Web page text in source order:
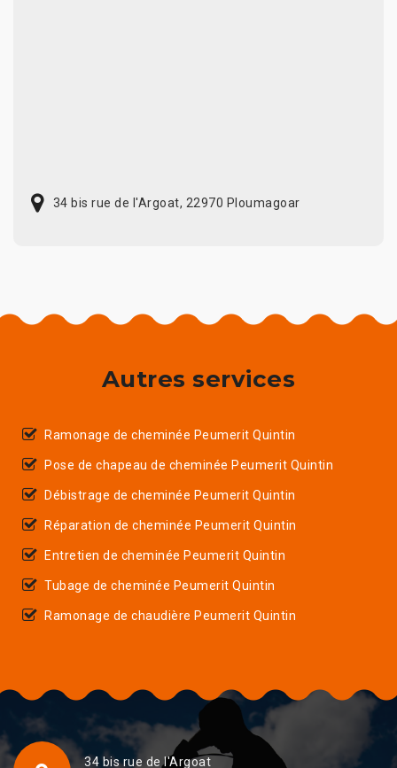
34 bis rue de l'Argoat, 22970 Ploumagoar
Autres services
Ramonage de cheminée Peumerit Quintin
Pose de chapeau de cheminée Peumerit Quintin
Débistrage de cheminée Peumerit Quintin
Réparation de cheminée Peumerit Quintin
Entretien de cheminée Peumerit Quintin
Tubage de cheminée Peumerit Quintin
Ramonage de chaudière Peumerit Quintin
34 bis rue de l'Argoat